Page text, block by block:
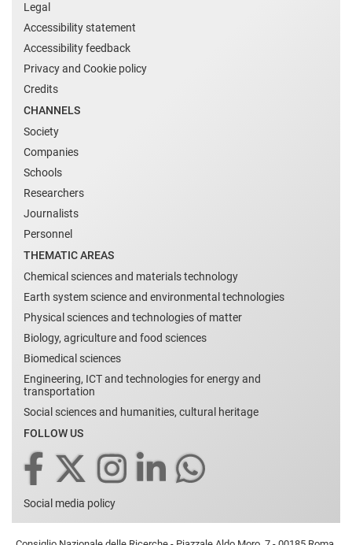
Legal
Accessibility statement
Accessibility feedback
Privacy and Cookie policy
Credits
CHANNELS
Society
Companies
Schools
Researchers
Journalists
Personnel
THEMATIC AREAS
Chemical sciences and materials technology
Earth system science and environmental technologies
Physical sciences and technologies of matter
Biology, agriculture and food sciences
Biomedical sciences
Engineering, ICT and technologies for energy and
transportation
Social sciences and humanities, cultural heritage
FOLLOW US
Social media policy